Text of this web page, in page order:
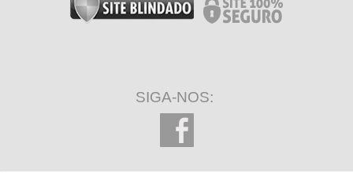
SIGA-NOS: